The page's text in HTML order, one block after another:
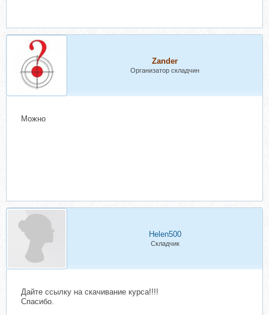
Zander
Организатор складчин
Можно
Helen500
Складчик
Дайте ссылку на скачивание курса!!!!
Спасибо.